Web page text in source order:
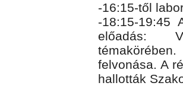
-16:15-től
-18:15-19:45
előadás:
felvonása. A
hallották